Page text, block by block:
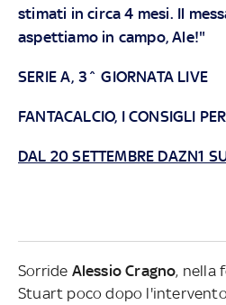
stimati in circa 4 mesi. Il
aspettiamo in campo, Ale!"
SERIE A, 3^ GIORNATA LIVE
FANTACALCIO, I CONSIGLI
DAL 20 SETTEMBRE DAZN1
Sorride Alessio Cragno, nella
Stuart poco dopo